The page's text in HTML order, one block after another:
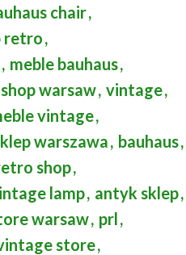
chair,
retro,
, meble bauhaus,
warsaw, vintage,
vintage,
warszawa, bauhaus,
shop,
lamp, antyk sklep,
warsaw, prl,
store,